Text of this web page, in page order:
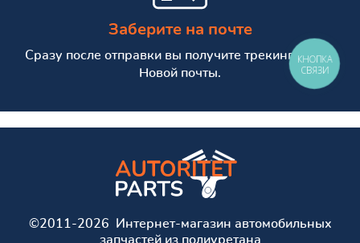
Заберите на почте
Сразу после отправки вы получите трекинг номер
Новой почты.
©2011-2026 Интернет-магазин автомобильных
запчастей из полиуретана
КНОПКА
СВЯЗИ